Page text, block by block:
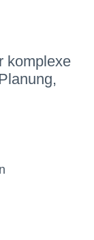
komplexe